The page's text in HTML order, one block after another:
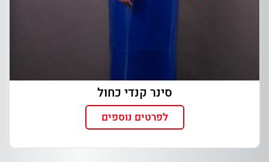
סינר קנדי כחול
לפרטים נוספים